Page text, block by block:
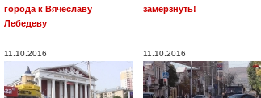
города к Вячеславу
Лебедеву
замерзнуть!
11.10.2016 11.10.2016